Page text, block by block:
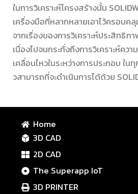
ในการวิเคราะห์โครงสร้างนั้น
เครื่องมือที่หลากหลายเอาไว้ครอบ
จากเรื่องของการวิเคราะห์ประสิทธิภ
เนื่องไปจนกระทั่งถึงการวิเคราะห์คว
เคลื่อนไหวในระหว่างการประกอบ ใ
วสามารถที่จะดำเนินการได้ด้วย
Home
3D CAD
2D CAD
The Superapp IoT
3D PRINTER